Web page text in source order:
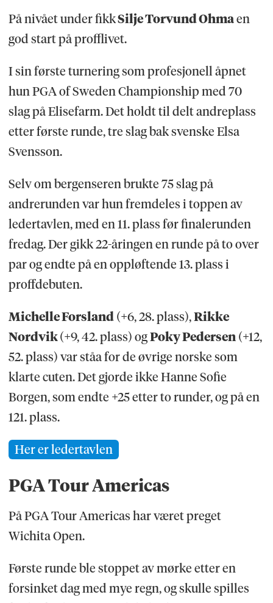
På nivået under fikkSilje Torvund Ohmaen
god start på profflivet.
I sin første turnering som profesjonell åpnet
hun PGA of Sweden Championship med 70
slag på Elisefarm. Det holdt til delt andreplass
etter første runde, tre slag bak svenske Elsa
Svensson.
Selv om bergenseren brukte 75 slag på
andrerunden var hun fremdeles i toppen av
ledertavlen, med en 11. plass før finalerunden
fredag. Der gikk 22-åringen en runde på to over
par og endte på en oppløftende 13. plass i
proffdebuten.
Michelle Forsland(+6, 28. plass),Rikke
Nordvik(+9, 42. plass) ogPoky Pedersen(+12,
52. plass) var ståa for de øvrige norske som
klarte cuten. Det gjorde ikke Hanne Sofie
Borgen, som endte +25 etter to runder, og på en
121. plass.
Her er ledertavlen
PGA Tour Americas
På PGA Tour Americas har været preget
Wichita Open.
Første runde ble stoppet av mørke etter en
forsinket dag med mye regn, og skulle spilles